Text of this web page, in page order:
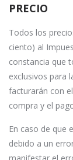
PRECIO
Todos los
ciento) al
constancia que
exclusivos para
facturarán con
compra y el
En caso de que
debido a un
manifestar el